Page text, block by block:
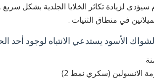
لزيادة تكاثر الخلايا الجلدية بشكل سريع
في منطاق الثنيات .
الأسود يستدعي الانتباه لوجود أحد